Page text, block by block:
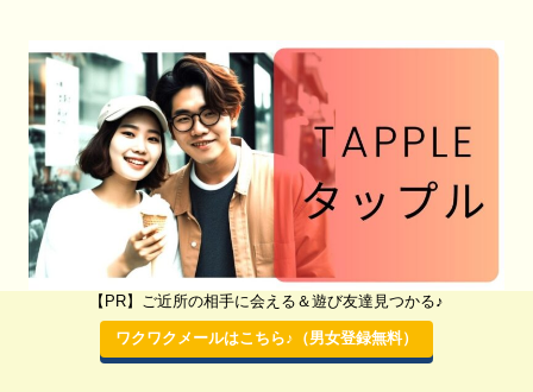
【評判】タップル（tapple）は実際どうなのか？評判・口コ
ミ・料金・年齢層・会員数についてまとめました！
【PR】ご近所の相手に会える＆遊び友達見つかる♪
ワクワクメールはこちら♪（男女登録無料）